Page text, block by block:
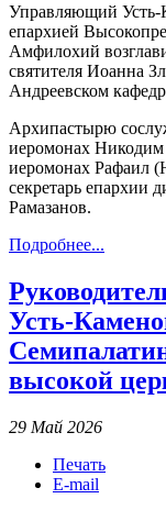
Управляющий Усть-
епархией
Амфилохий
святителя Иоанна
Андреевском
Архипастырю
иеромонах
иеромонах Рафаил
секретарь епархии
Рамазанов.
Подробнее...
Усть-
высокой
29 Май 2026
Печать
E-mail